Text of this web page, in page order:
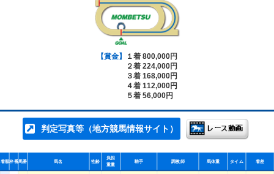
【賞金】
１着 800,000円
２着 224,000円
３着 168,000円
４着 112,000円
５着 56,000円
判定写真等（地方競馬情報サイト）
着順枠番馬番 馬名 性齢
負担
重量
騎手 調教師 馬体重 タイム 着差